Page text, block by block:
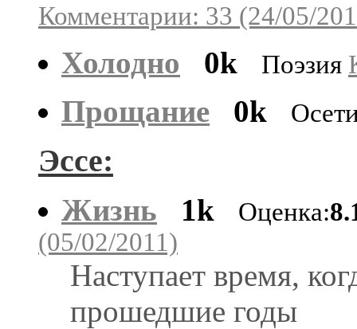
Комментарии: 33 (24/05/
Холодно 0k Поэзия
Прощание 0k
Эссе:
Жизнь 1k Оценка:
(05/02/2011)
Наступает время,
прошедшие годы